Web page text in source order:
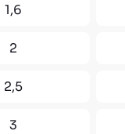
1,6
2
2,5
3